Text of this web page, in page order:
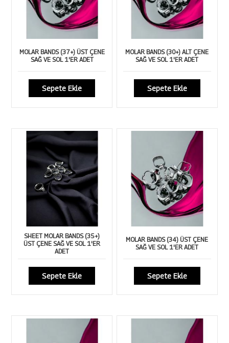
MOLAR BANDS (37+) ÜST ÇENE
SAĞ VE SOL 1'ER ADET
Sepete Ekle
MOLAR BANDS (30+) ALT ÇENE
SAĞ VE SOL 1'ER ADET
Sepete Ekle
SHEET MOLAR BANDS (35+)
ÜST ÇENE SAĞ VE SOL 1'ER
ADET
Sepete Ekle
MOLAR BANDS (34) ÜST ÇENE
SAĞ VE SOL 1'ER ADET
Sepete Ekle